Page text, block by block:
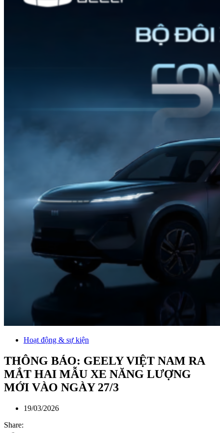
Hoạt động & sự kiện
THÔNG BÁO: GEELY VIỆT NAM RA
MẮT HAI MẪU XE NĂNG LƯỢNG
MỚI VÀO NGÀY 27/3
19/03/2026
Share: